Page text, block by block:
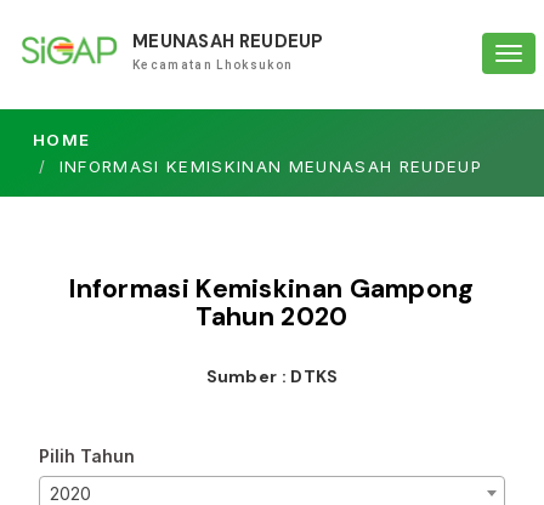
MEUNASAH REUDEUP
Kecamatan Lhoksukon
HOME
INFORMASI KEMISKINAN MEUNASAH REUDEUP
Informasi Kemiskinan Gampong
Tahun 2020
Sumber : DTKS
Pilih Tahun
2020